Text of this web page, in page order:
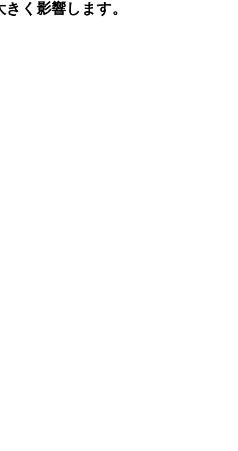
く影響します。